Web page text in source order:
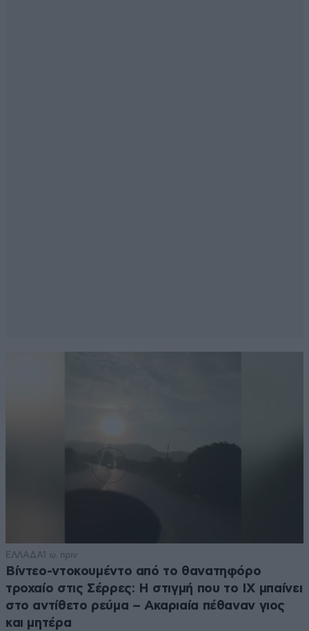
ΕΛΛΑΔΑ1 ω. πριν
Βίντεο-ντοκουμέντο από το θανατηφόρο
τροχαίο στις Σέρρες: Η στιγμή που το ΙΧ μπαίνει
στο αντίθετο ρεύμα – Ακαριαία πέθαναν γιος
και μητέρα